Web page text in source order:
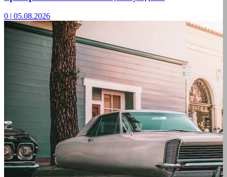
0 | 05.08.2026